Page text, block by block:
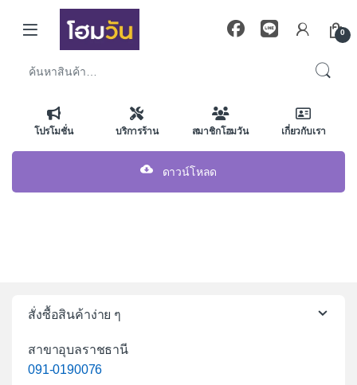
Skip to navigation
Skip to content
0
โปรโมชั่น บริการร้าน สมาชิกโฮมวัน เกี่ยวกับเรา
ดาวน์โหลด
สั่งซื้อสินค้าง่าย ๆ
สาขาอุบลราชธานี
091-0190076